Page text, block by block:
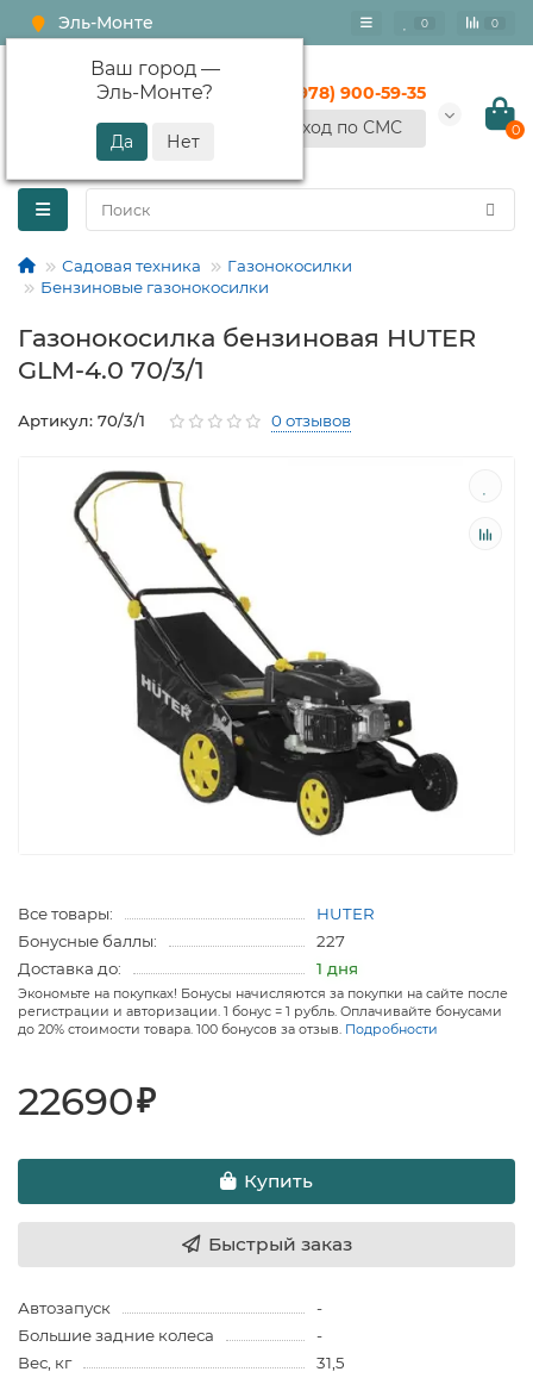
Эль-Монте
Ваш город —
Эль-Монте?
0 0
+7 (978) 900-59-35
Вход по СМС
0
Садовая техника
Газонокосилки
Бензиновые газонокосилки
Газонокосилка бензиновая HUTER
GLM-4.0 70/3/1
Артикул: 70/3/1 0 отзывов
Все товары:
HUTER
Бонусные баллы:
227
Доставка до:
1 дня
Экономьте на покупках! Бонусы начисляются за покупки на сайте после
регистрации и авторизации. 1 бонус = 1 рубль. Оплачивайте бонусами
до 20% стоимости товара. 100 бонусов за отзыв. Подробности
22690₽
Купить
Быстрый заказ
Автозапуск
-
Большие задние колеса
-
Вес, кг
31,5